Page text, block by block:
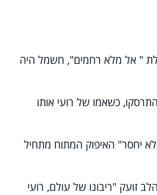
" אל מלא רחמים", חשמל היה
כשאמו של רועי אותו
יחסר" האיפוק המתוח מתחיל
זועק "ריבונו של עולם, רועי